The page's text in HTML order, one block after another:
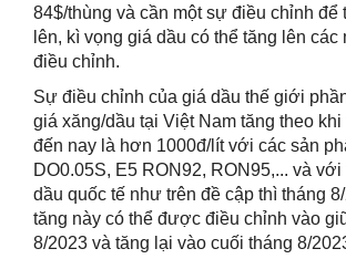
84$/thùng và cần một sự điều chỉnh để
lên, kì vọng giá dầu có thể tăng lên các
điều chỉnh.
Sự điều chỉnh của giá dầu thế giới
giá xăng/dầu tại Việt Nam tăng theo
đến nay là hơn 1000đ/lít với các sản
DO0.05S, E5 RON92, RON95,... và
dầu quốc tế như trên đề cập thì tháng
tăng này có thể được điều chỉnh vào
8/2023 và tăng lại vào cuối tháng 8/